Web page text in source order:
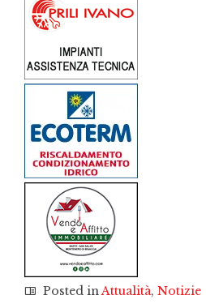
Posted inAttualità, Notizie